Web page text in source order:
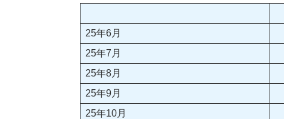
25年6月
25年7月
25年8月
25年9月
25年10月